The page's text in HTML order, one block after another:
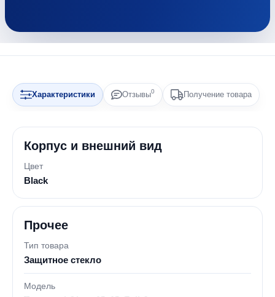
Характеристики Отзывы0 Получение товара
Корпус и внешний вид
Цвет
Black
Прочее
Тип товара
Защитное стекло
Модель